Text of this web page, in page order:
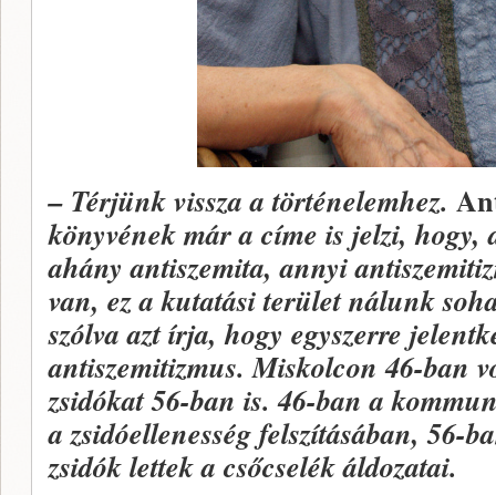
– Térjünk vissza a történelemhez.
könyvének már a címe is jelzi, hogy,
ahány antiszemita, annyi
van, ez a kutatási terület nálunk
szólva azt írja, hogy egyszerre
antiszemitizmus. Miskolcon 46-ban
zsidókat 56-ban is. 46-ban a
a zsidóellenesség felszításában, 56-
zsidók lettek a csőcselék áldozatai.